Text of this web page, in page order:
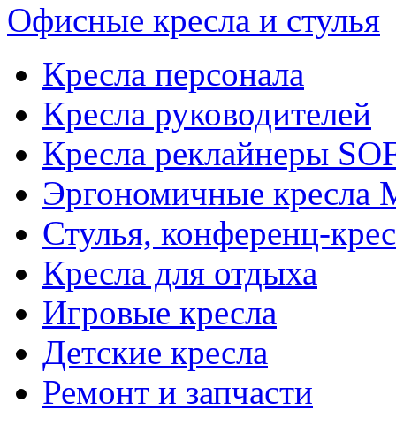
Офисные кресла и стулья
Кресла персонала
Кресла руководителей
Кресла реклайнеры
Эргономичные
Стулья, конференц-
Кресла для отдыха
Игровые кресла
Детские кресла
Ремонт и запчасти